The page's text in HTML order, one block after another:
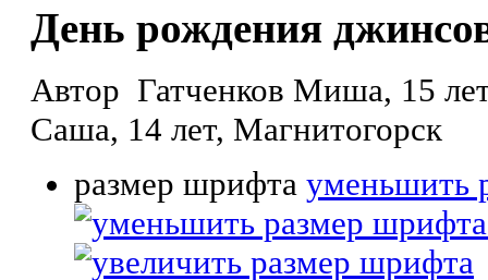
День рождения
Автор Гатченков Миша, 15
Саша, 14 лет, Магнитогорск
размер шрифта уменьшить